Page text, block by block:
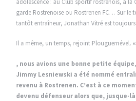
garde Rostrenoise ou Rostrenen FC… Sur le
tantôt entraîneur, Jonathan Vitré est
Il a même, un temps, rejoint Plouguernével.
, nous avions une bonne petite équipe
Jimmy Lesniewski a été nommé
revenu à Rostrenen. C’est à ce
devenu défenseur alors que, jusque-